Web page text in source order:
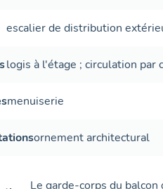
escalier de distribution
logis à l'étage ;circulation par
menuiserie
ornement architectural
Le garde-corps du